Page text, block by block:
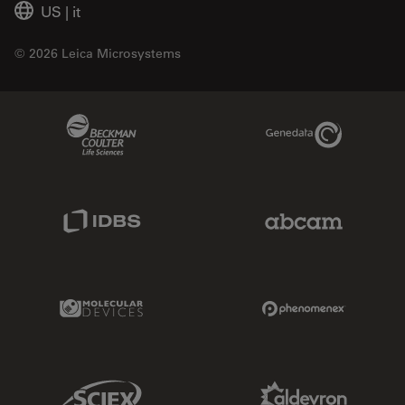
US | it
© 2026 Leica Microsystems
Genedata Link
Molecular Devices Link
Sciex Link